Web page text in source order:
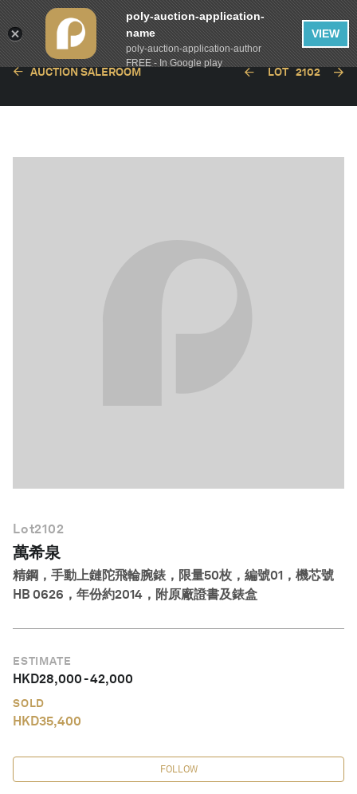
AUCTION SALEROOM LOT 2102
Lot2102
萬希泉
精鋼，手動上鏈陀飛輪腕錶，限量50枚，編號01，機芯號
HB 0626，年份約2014，附原廠證書及錶盒
ESTIMATE
HKD28,000-42,000
SOLD
HKD35,400
FOLLOW
poly-auction-application-
name
poly-auction-application-author
FREE - In Google play
VIEW